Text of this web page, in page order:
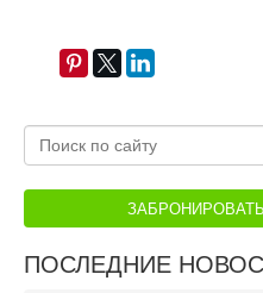
ПОСЛЕДНИЕ